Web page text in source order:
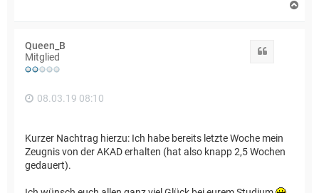
Queen_B
Mitglied
08.03.19 08:10
Kurzer Nachtrag hierzu: Ich habe bereits letzte Woche mein
Zeugnis von der AKAD erhalten (hat also knapp 2,5 Wochen
gedauert).